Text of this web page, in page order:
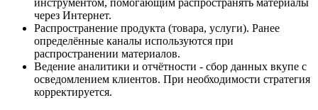
инструментом, помогающим распространять материалы
через Интернет.
Распространение продукта (товара, услуги). Ранее
определённые каналы используются при
распространении материалов.
Ведение аналитики и отчётности - сбор данных вкупе с
осведомлением клиентов. При необходимости стратегия
корректируется.